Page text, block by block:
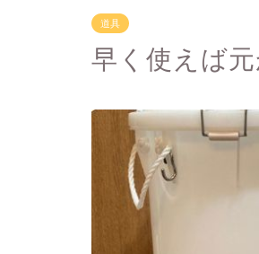
道具
早く使えば